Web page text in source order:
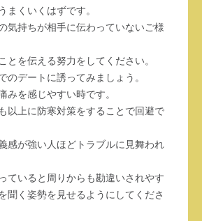
まくいくはずです。
気持ちが相手に伝わっていないご様
とを伝える努力をしてください。
のデートに誘ってみましょう。
みを感じやすい時です。
以上に防寒対策をすることで回避で
感が強い人ほどトラブルに見舞われ
ていると周りからも勘違いされやす
聞く姿勢を見せるようにしてくださ